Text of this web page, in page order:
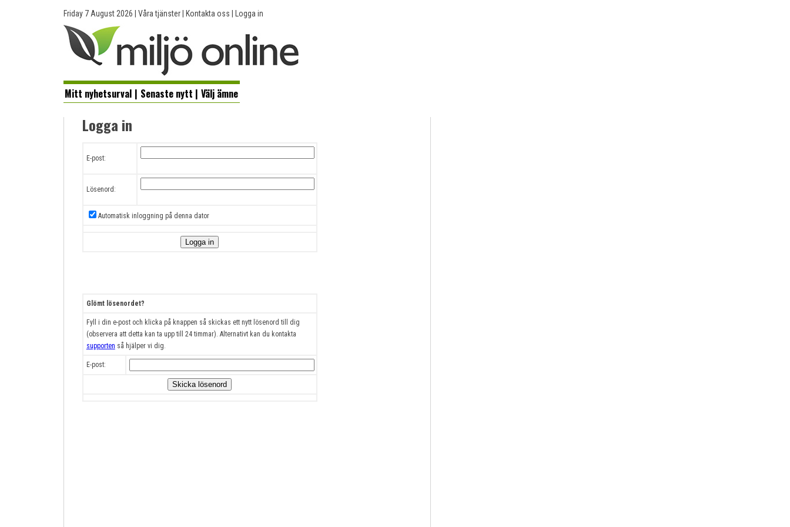
Friday 7 August 2026 Våra tjänster| Kontakta oss Logga in
Mitt nyhetsurval | Senaste nytt | Välj ämne
Logga in
E-post:
Lösenord:
Automatisk inloggning på denna dator
Glömt lösenordet?
Fyll i din e-post och klicka på knappen så skickas ett nytt lösenord till dig
(observera att detta kan ta upp till 24 timmar). Alternativt kan du kontakta
supporten så hjälper vi dig.
E-post: